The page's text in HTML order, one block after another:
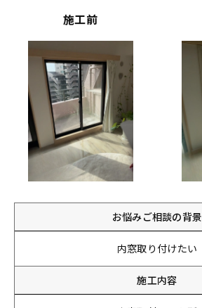
施工前
お悩みご相談の背景
内窓取り付けたい
施工内容